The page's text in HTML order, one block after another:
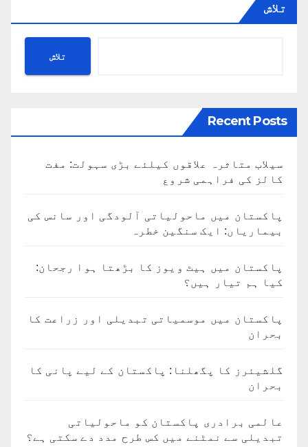
تلاش
تلاش
Recent Posts
سیلاب متاثرہ علاقوں کیلئے بڑی سہولت: مفت
کالز کی فراہمی شروع
پاکستان میں ماحولیاتی آلودگی اور سانس کی
بیماریاں: ایک سنگین خطرہ
پاکستان میں ہیٹ ویوز کا بڑھتا ہوا رجحان:
کیا ہم تیار ہیں؟
پاکستان میں موسمیاتی تبدیلی اور زراعت کا
بحران
گلشیئرز کا پگھلنا: پاکستان کے لیے پانی کا
بحران
عالمی برادری پاکستان کو ماحولیاتی
تبدیلی سے نمٹنے میں کس طرح مدد دے سکتی ہے؟